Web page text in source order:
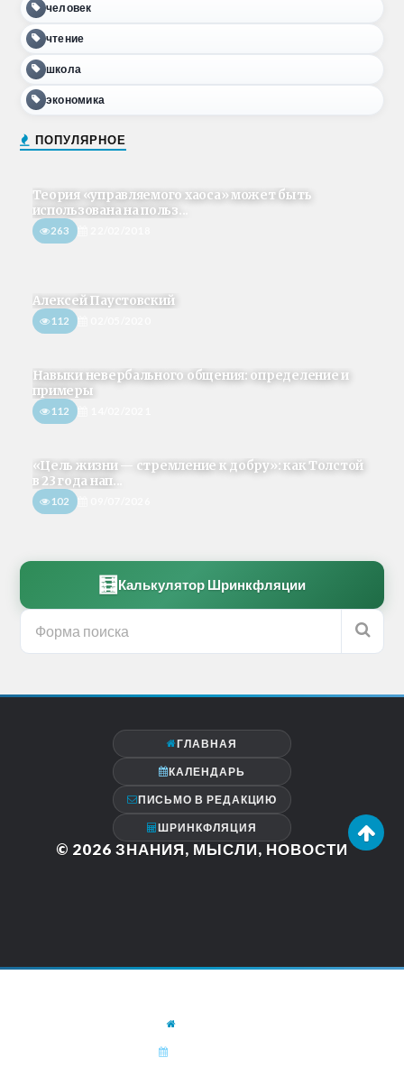
человек
чтение
школа
экономика
ПОПУЛЯРНОЕ
Теория «управляемого хаоса» может быть
использована на польз...
263
Алексей Паустовский
112
Навыки невербального общения: определение и
примеры
112
«Цель жизни — стремление к добру»: как Толстой
в 23 года нап...
102
🧮 Калькулятор Шринкфляции
ГЛАВНАЯ
КАЛЕНДАРЬ
ПИСЬМО В РЕДАКЦИЮ
ШРИНКФЛЯЦИЯ
© 2026 ЗНАНИЯ, МЫСЛИ, НОВОСТИ